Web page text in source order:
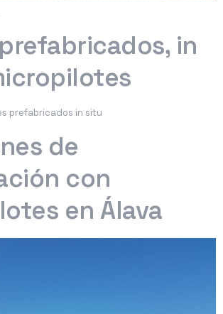
in
prefabricados in situ
de
con
en Álava